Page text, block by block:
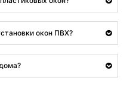
окон ПВХ?